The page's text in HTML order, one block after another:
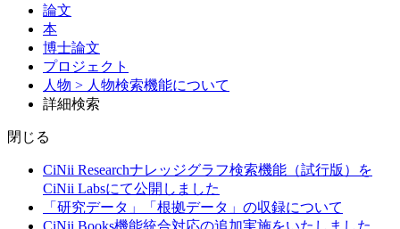
論文
本
博士論文
プロジェクト
人物 > 人物検索機能について
詳細検索
閉じる
CiNii Researchナレッジグラフ検索機能（試行版）を
CiNii Labsにて公開しました
「研究データ」「根拠データ」の収録について
CiNii Books機能統合対応の追加実施をいたしました